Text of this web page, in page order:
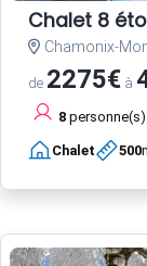
Chalet 8
Chamonix-
de 2275€ à
8 personne(s)
Chalet 500